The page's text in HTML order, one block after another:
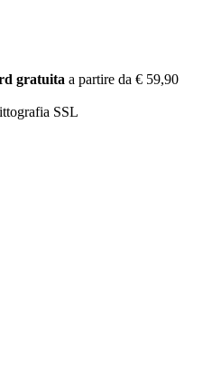
gratuita a partire da € 59,90
SSL